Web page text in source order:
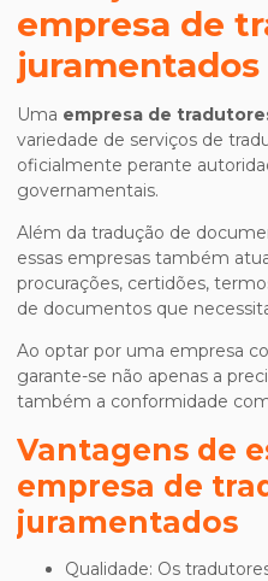
empresa de
juramentados
Uma empresa de
variedade de serviços de
oficialmente perante
governamentais.
Além da tradução de
essas empresas também
procurações, certidões,
de documentos que
Ao optar por uma empresa
garante-se não apenas a
também a conformidade
Vantagens de
empresa de
juramentados
Qualidade: Os tradutores juramentados possuem